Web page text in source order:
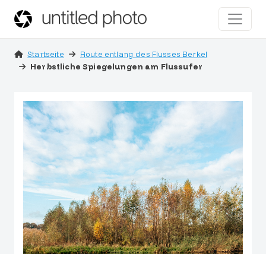
Startseite
Route entlang des Flusses Berkel
Herbstliche Spiegelungen am Flussufer